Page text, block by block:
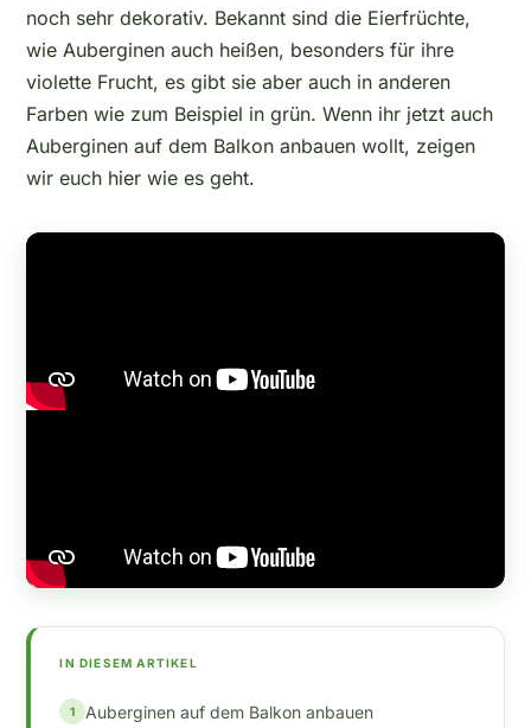
noch sehr dekorativ. Bekannt sind die Eierfrüchte,
wie Auberginen auch heißen, besonders für ihre
violette Frucht, es gibt sie aber auch in anderen
Farben wie zum Beispiel in grün. Wenn ihr jetzt auch
Auberginen auf dem Balkon anbauen wollt, zeigen
wir euch hier wie es geht.
IN DIESEM ARTIKEL
Auberginen auf dem Balkon anbauen